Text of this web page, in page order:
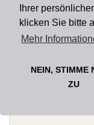
Ihrer
klicken Sie bitte
Mehr
NEIN, STIMME
ZU